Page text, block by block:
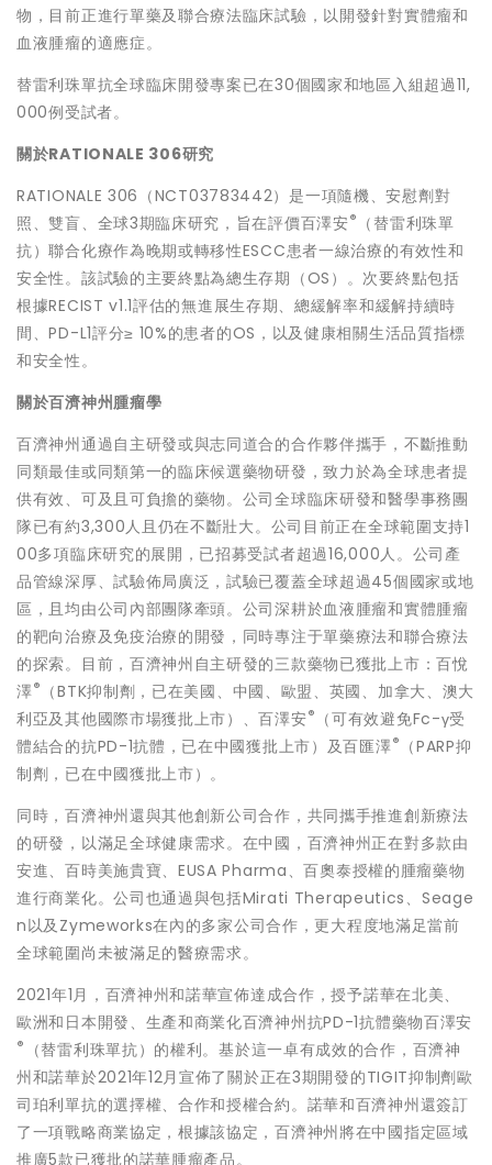
物，目前正進行單藥及聯合療法臨床試驗，以開發針對實體瘤和
血液腫瘤的適應症。
替雷利珠單抗全球臨床開發專案已在30個國家和地區入組超過11,
000例受試者。
關於RATIONALE 306研究
RATIONALE 306（NCT03783442）是一項隨機、安慰劑對
照、雙盲、全球3期臨床研究，旨在評價百澤安®
（替雷利珠單
抗）聯合化療作為晚期或轉移性ESCC患者一線治療的有效性和
安全性。該試驗的主要終點為總生存期（OS）。次要終點包括
根據RECIST v1.1評估的無進展生存期、總緩解率和緩解持續時
間、PD-L1評分≥ 10%的患者的OS，以及健康相關生活品質指標
和安全性。
關於百濟神州腫瘤學
百濟神州通過自主研發或與志同道合的合作夥伴攜手，不斷推動
同類最佳或同類第一的臨床候選藥物研發，致力於為全球患者提
供有效、可及且可負擔的藥物。公司全球臨床研發和醫學事務團
隊已有約3,300人且仍在不斷壯大。公司目前正在全球範圍支持1
00多項臨床研究的展開，已招募受試者超過16,000人。公司產
品管線深厚、試驗佈局廣泛，試驗已覆蓋全球超過45個國家或地
區，且均由公司內部團隊牽頭。公司深耕於血液腫瘤和實體腫瘤
的靶向治療及免疫治療的開發，同時專注于單藥療法和聯合療法
的探索。目前，百濟神州自主研發的三款藥物已獲批上市：百悅
澤®
（BTK抑制劑，已在美國、中國、歐盟、英國、加拿大、澳大
利亞及其他國際市場獲批上市）、百澤安®
（可有效避免Fc-γ受
體結合的抗PD-1抗體，已在中國獲批上市）及百匯澤®
（PARP抑
制劑，已在中國獲批上市）。
同時，百濟神州還與其他創新公司合作，共同攜手推進創新療法
的研發，以滿足全球健康需求。在中國，百濟神州正在對多款由
安進、百時美施貴寶、EUSA Pharma、百奧泰授權的腫瘤藥物
進行商業化。公司也通過與包括Mirati Therapeutics、Seage
n以及Zymeworks在內的多家公司合作，更大程度地滿足當前
全球範圍尚未被滿足的醫療需求。
2021年1月，百濟神州和諾華宣佈達成合作，授予諾華在北美、
歐洲和日本開發、生產和商業化百濟神州抗PD-1抗體藥物百澤安
®
（替雷利珠單抗）的權利。基於這一卓有成效的合作，百濟神
州和諾華於2021年12月宣佈了關於正在3期開發的TIGIT抑制劑歐
司珀利單抗的選擇權、合作和授權合約。諾華和百濟神州還簽訂
了一項戰略商業協定，根據該協定，百濟神州將在中國指定區域
推廣5款已獲批的諾華腫瘤產品。